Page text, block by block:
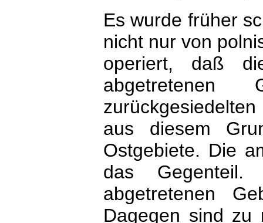
Es wurde früher
nicht nur von
operiert, daß
aus diesem
Ostgebiete. Die
das
abgetretenen
Dagegen sind zu